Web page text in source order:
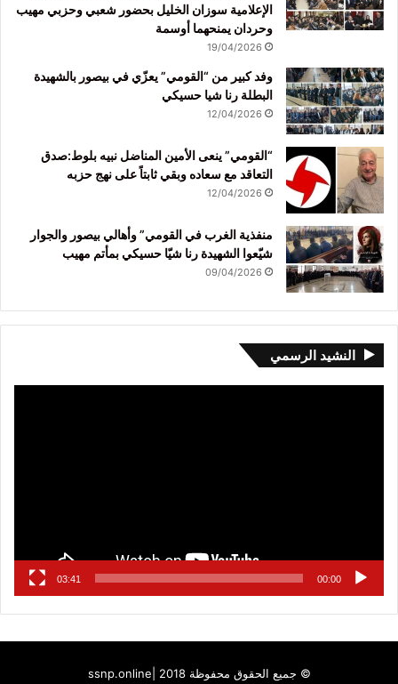
الإعلامية سوزان الخليل بحضور شعبي وحزبي مهيب
وحردان يمنحهما أوسمة
19/04/2026
وفد كبير من “القومي” يعزّي في بيصور بالشهيدة
البطلة رنا شيا حسيكي
12/04/2026
“القومي” ينعى الأمين المناضل نبيه بلوط:صدق
التعاقد مع سعاده وبقي ثابتاً على نهج حزبه
12/04/2026
منفذية الغرب في القومي” وأهالي بيصور والجوار
شيّعوا الشهيدة رنا شيّا حسيكي بمأتم مهيب
09/04/2026
النشيد الرسمي
00:00
03:41
© جميع الحقوق محفوظة 2018 | ssnp.online